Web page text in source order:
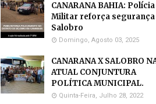
CANARANA BAHIA: Polícia
Militar reforça segurança
Salobro
Domingo, Agosto 03, 2025
CANARANA X SALOBRO
ATUAL CONJUNTURA
POLÍTICA MUNICIPAL.
Quinta-Feira, Julho 28, 2022